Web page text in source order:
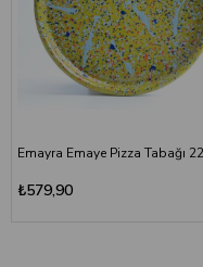
₺579,90